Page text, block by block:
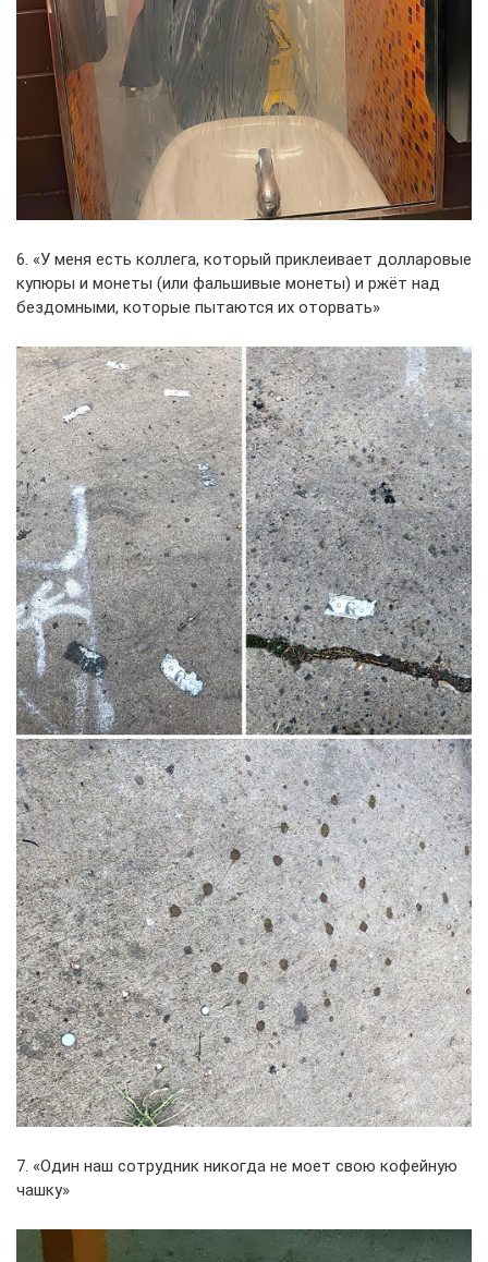
6. «У меня есть коллега, который приклеивает долларовые
купюры и монеты (или фальшивые монеты) и ржёт над
бездомными, которые пытаются их оторвать»
7. «Один наш сотрудник никогда не моет свою кофейную
чашку»